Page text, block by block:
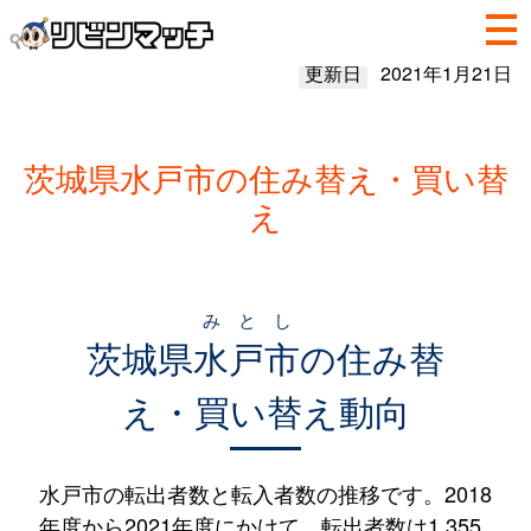
更新日 2021年1月21日
茨城県水戸市の住み替え・買い替
え
茨城県水戸市
みとし
の住み替
え・買い替え動向
水戸市の転出者数と転入者数の推移です。2018